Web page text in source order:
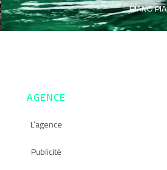
PIANO
AGENCE
L’agence
Publicité